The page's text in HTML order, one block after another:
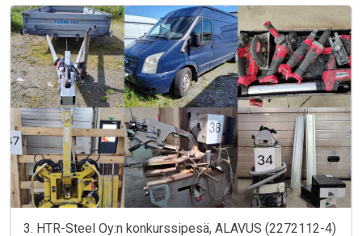
3. HTR-Steel Oy:n konkurssipesä, ALAVUS (2272112-4)